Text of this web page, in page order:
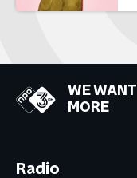
WE WANT
MORE
Radio